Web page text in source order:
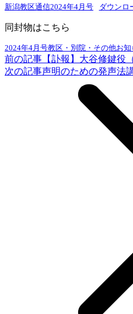
新潟教区通信2024年4月号 ダウンロ
同封物はこちら
2024年4月号教区・別院・その他お知
前の記事 【訃報】大谷修鍵役
次の記事声明のための発声法